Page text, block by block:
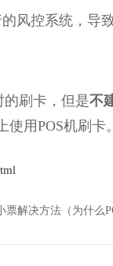
控系统，导致
的刷卡，但是不
用POS机刷卡。
票解决方法（为什么